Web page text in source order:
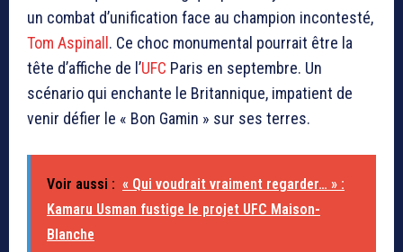
un combat d’unification face au champion incontesté,
Tom Aspinall . Ce choc monumental pourrait être la
tête d’affiche de l’UFC Paris en septembre. Un
scénario qui enchante le Britannique, impatient de
venir défier le « Bon Gamin » sur ses terres.
Voir aussi : « Qui voudrait vraiment regarder… » :
Kamaru Usman fustige le projet UFC Maison-
Blanche